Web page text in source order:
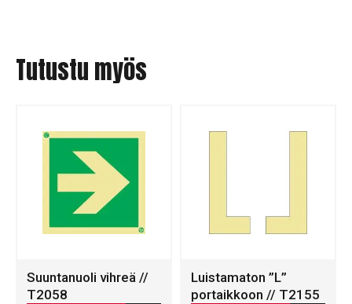
Tutustu myös
Suuntanuoli vihreä //
T2058
Luistamaton ”L”
portaikkoon // T2155